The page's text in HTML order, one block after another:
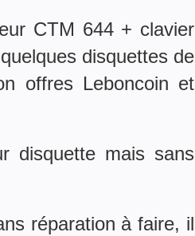
CTM 644 + clavier
disquettes de
offres Leboncoin et
disquette mais sans
réparation à faire, il